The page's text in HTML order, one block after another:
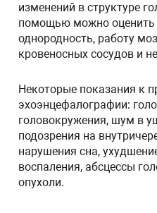
изменений в структуре
помощью можно оценить
однородность, работу
кровеносных сосудов и
Некоторые показания к
эхоэнцефалографии:
головокружения, шум в
подозрения на
нарушения сна,
воспаления, абсцессы
опухоли.